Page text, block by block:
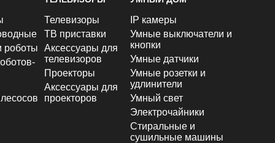
роботы
Телевизоры
ТВ приставки
Аксессуары для
телевизоров
Проекторы
Аксессуары для
проекторов
IP камеры
Умные выключатели и
кнопки
Умные датчики
Умные розетки и
удлинители
Умный свет
Электрочайники
Стиральные и
сушильные машины